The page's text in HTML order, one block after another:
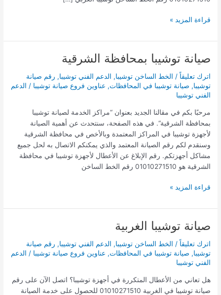
قراءة المزيد »
صيانة توشيبا بمحافظة الشرقية
اترك تعليقاً / الخط الساخن توشيبا, الدعم الفني توشيبا, رقم صيانة
توشيبا, صيانة توشيبا في المحافظات, عناوين فروع صيانة توشيبا / الدعم
الفني توشيبا
مرحبًا بكم في مقالنا الجديد بعنوان “مراكز الخدمة لصيانة توشيبا
بمحافظة الشرقية“. في هذه الصفحة، سنتحدث عن أهمية الصيانة
لأجهزة توشيبا في المراكز المعتمدة وبالأخص في محافظة الشرقية
وسنقدم لكم رقم الصيانة المعتمد والذي يمكنكم الاتصال به لحل جميع
مشاكل أجهزتكم. رقم الإبلاغ عن الأعطال لأجهزة توشيبا في محافظة
الشرقية هو 01010271510 رقم الخط الساخن
صيانة
توشيبا
بمحافظة
الشرقية
قراءة المزيد »
صيانة توشيبا الغربية
اترك تعليقاً / الخط الساخن توشيبا, الدعم الفني توشيبا, رقم صيانة
توشيبا, صيانة توشيبا في المحافظات, عناوين فروع صيانة توشيبا / الدعم
الفني توشيبا
هل تعاني من الأعطال المتكررة في أجهزة توشيبا؟ اتصل الآن على رقم
صيانة توشيبا في الغربية 01010271510 للحصول على خدمة الصيانة
صيانة
توشيبا
الغربية